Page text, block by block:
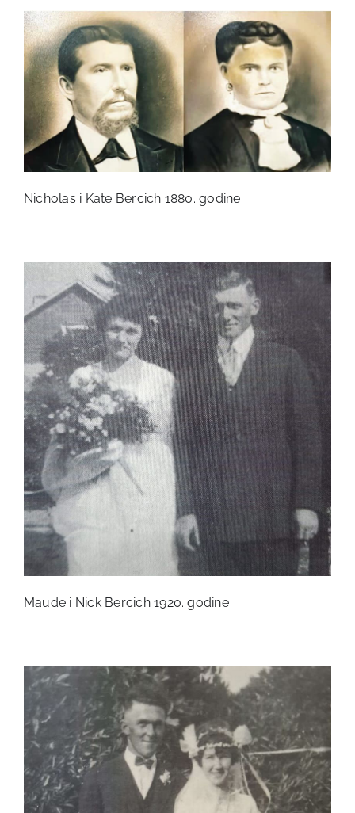
Nicholas i Kate Bercich 1880. godine
Maude i Nick Bercich 1920. godine